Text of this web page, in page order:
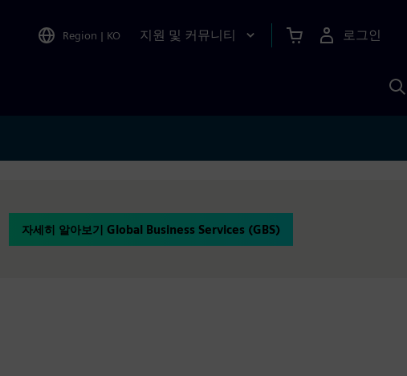
Region | KO 지원 및 커뮤니티 로그인
자세히 알아보기 Global Business Services (GBS)